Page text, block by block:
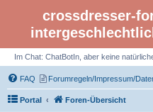
crossdresser-
Im Chat: ChatBotIn, aber keine
FAQ Forumregeln/Impressum/
Portal Foren-Übersicht